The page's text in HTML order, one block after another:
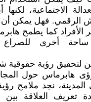
الاجتماعية،
الرقمي. فهل يمكن أن
الأفراد كما يطمح
أخرى للصراع
لتحقيق رؤية حقوقية
هابرماس حول المجال
نجد ملامح
تعريف العلاقة بين